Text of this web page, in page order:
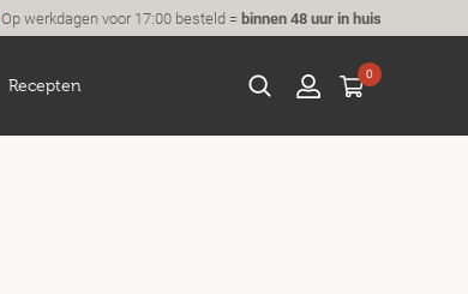
Op werkdagen voor 17:00 besteld =binnen 48 uur in huis
Recepten
0